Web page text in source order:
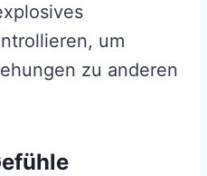
um
zu anderen